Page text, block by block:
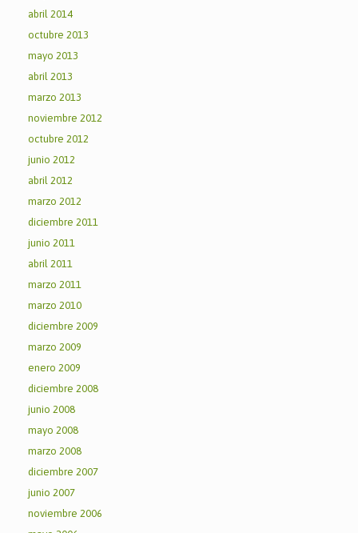
abril 2014
octubre 2013
mayo 2013
abril 2013
marzo 2013
noviembre 2012
octubre 2012
junio 2012
abril 2012
marzo 2012
diciembre 2011
junio 2011
abril 2011
marzo 2011
marzo 2010
diciembre 2009
marzo 2009
enero 2009
diciembre 2008
junio 2008
mayo 2008
marzo 2008
diciembre 2007
junio 2007
noviembre 2006